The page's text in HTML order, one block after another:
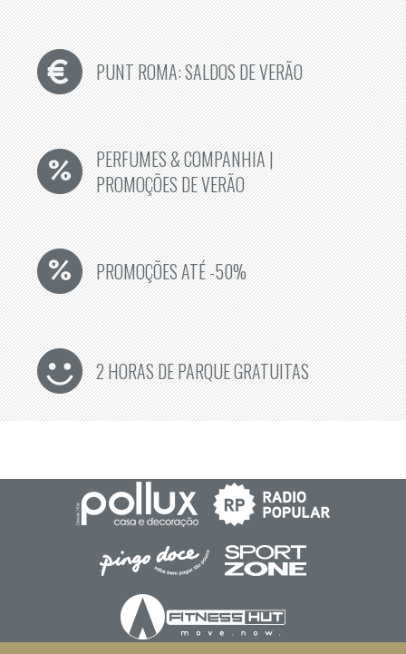
PUNT ROMA: SALDOS DE VERÃO
PERFUMES & COMPANHIA |
PROMOÇÕES DE VERÃO
PROMOÇÕES ATÉ -50%
2 HORAS DE PARQUE GRATUITAS